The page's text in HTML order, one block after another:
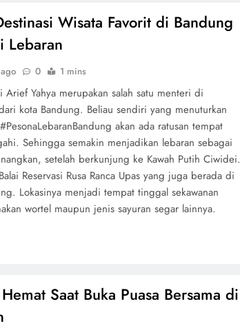
Wisata Favorit di Bandung
Lebaran
0 1 mins
Arief Yahya merupakan salah satu menteri di
kota Bandung. Beliau sendiri yang menuturkan
akan ada ratusan tempat
Sehingga semakin menjadikan lebaran sebagai
setelah berkunjung ke Kawah Putih Ciwidei.
Reservasi Rusa Ranca Upas yang juga berada di
Lokasinya menjadi tempat tinggal sekawanan
wortel maupun jenis sayuran segar lainnya.
Saat Buka Puasa Bersama di